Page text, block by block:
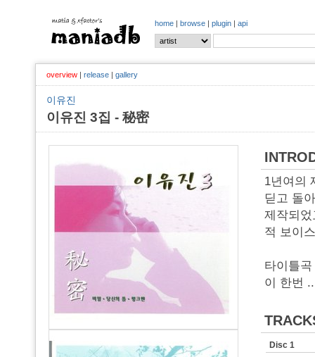
home | browse | plugin | api
overview | release | gallery
이유진
이유진 3집 - 秘密
1년여의
딛고 돌
제작되
적 보이
타이틀
이 한번
Disc 1